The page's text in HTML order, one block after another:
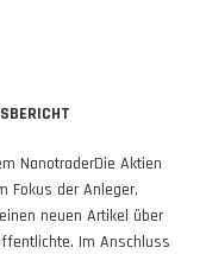
NanotraderDie Aktien
Fokus der Anleger,
neuen Artikel über
Im Anschluss